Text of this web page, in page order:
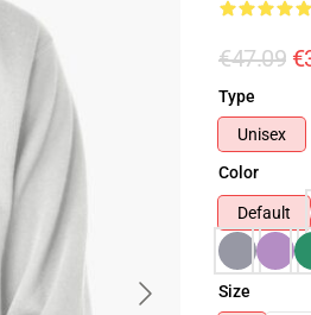
€47.09
Type
Unisex
Color
Default
Size